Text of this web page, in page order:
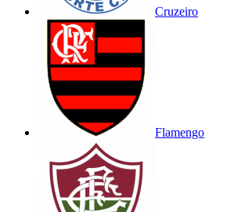
Cruzeiro
Flamengo